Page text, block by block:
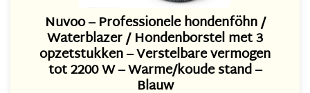
Nuvoo – Professionele hondenföhn /
Waterblazer / Hondenborstel met 3
opzetstukken – Verstelbare vermogen
tot 2200 W – Warme/koude stand –
Blauw